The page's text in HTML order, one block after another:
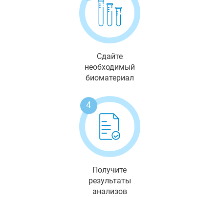
Сдайте
необходимый
биоматериал
4
Получите
результаты
анализов